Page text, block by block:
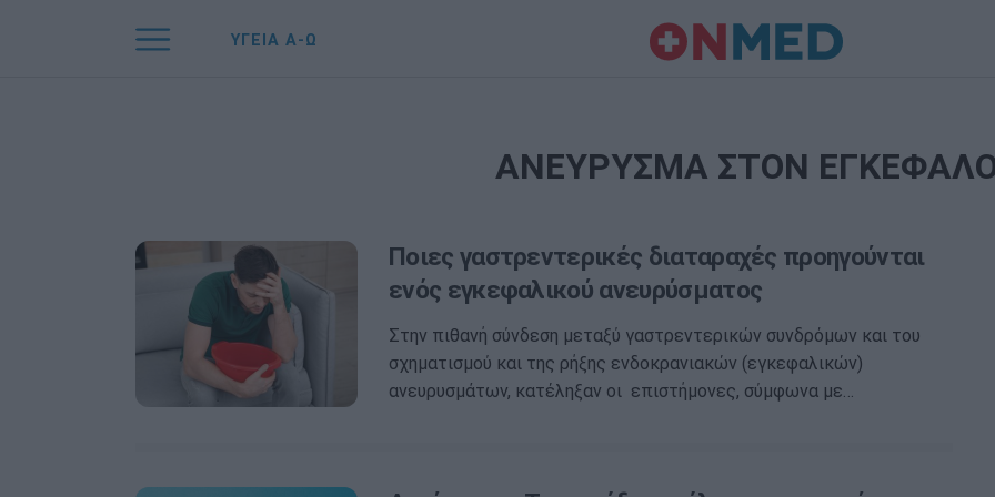
ΥΓΕΙΑ Α-Ω
ΑΝΕΥΡΥΣΜΑ ΣΤΟΝ
Ποιες γαστρεντερικές διαταραχές προηγούνται
ενός εγκεφαλικού ανευρύσματος
Στην πιθανή σύνδεση μεταξύ γαστρεντερικών συνδρόμων και του
σχηματισμού και της ρήξης ενδοκρανιακών (εγκεφαλικών)
ανευρυσμάτων, κατέληξαν οι επιστήμονες, σύμφωνα με…